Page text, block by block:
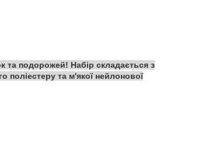
та подорожей! Набір складається з
поліестеру та м'якої нейлонової